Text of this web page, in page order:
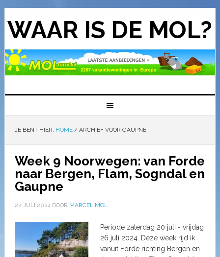
WAAR IS DE MOL?
JE BENT HIER: HOME /ARCHIEF VOOR GAUPNE
Week 9 Noorwegen: van Forde
naar Bergen, Flam, Sogndal en
Gaupne
22 JULI 2024DOOR MARCEL MOL
Periode zaterdag 20 juli - vrijdag
26 juli 2024. Deze week rijd ik
vanuit Forde richting Bergen en